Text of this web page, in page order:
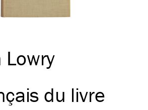
Lowry
du livre